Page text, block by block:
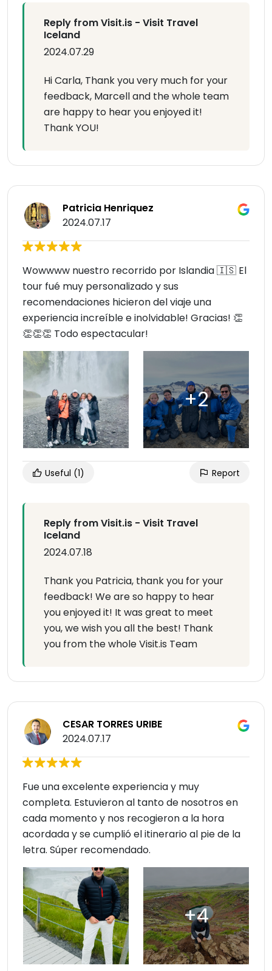
Reply from Visit.is - Visit Travel
Iceland
2024.07.29
Hi Carla, Thank you very much for your
feedback, Marcell and the whole team
are happy to hear you enjoyed it!
Thank YOU!
Patricia Henriquez
2024.07.17
Wowwww nuestro recorrido por Islandia 🇮🇸 El
tour fué muy personalizado y sus
recomendaciones hicieron del viaje una
experiencia increíble e inolvidable! Gracias! 👏
👏👏👏 Todo espectacular!
Useful (1) Report
Reply from Visit.is - Visit Travel
Iceland
2024.07.18
Thank you Patricia, thank you for your
feedback! We are so happy to hear
you enjoyed it! It was great to meet
you, we wish you all the best! Thank
you from the whole Visit.is Team
CESAR TORRES URIBE
2024.07.17
Fue una excelente experiencia y muy
completa. Estuvieron al tanto de nosotros en
cada momento y nos recogieron a la hora
acordada y se cumplió el itinerario al pie de la
letra. Súper recomendado.